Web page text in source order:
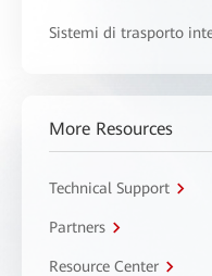
Sistemi di trasporto
More Resources
Technical Support
Partners
Resource Center